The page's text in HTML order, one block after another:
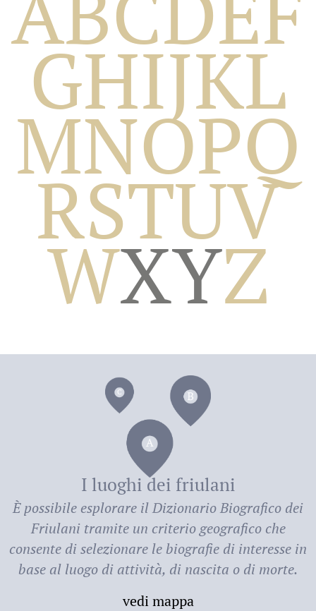
Biografico
dei
GHIJKL
MNOPQ
RSTUV
WXYZ
I luoghi dei friulani
È possibile esplorare ilDizionario Biografico dei
Friulani tramite un criterio geografico che
consente di selezionare le biografie di interesse in
base al luogo di attività, di nascita o di morte.
vedi mappa